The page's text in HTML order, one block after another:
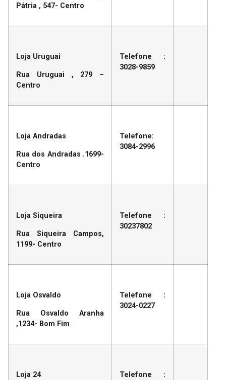
Pátria , 547- Centro
Loja Uruguai
Rua Uruguai , 279 –
Centro
Telefone :
3028-9859
Loja Andradas
Rua dos Andradas .1699-
Centro
Telefone:
3084-2996
Loja Siqueira
Rua Siqueira Campos,
1199- Centro
Telefone :
30237802
Loja Osvaldo
Rua Osvaldo Aranha
,1234- Bom Fim
Telefone :
3024-0227
Loja 24
Telefone :